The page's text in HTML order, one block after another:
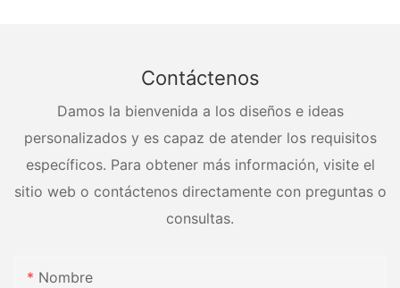
Contáctenos
Damos la bienvenida a los diseños e ideas
personalizados y es capaz de atender los requisitos
específicos. Para obtener más información, visite el
sitio web o contáctenos directamente con preguntas o
consultas.
Nombre